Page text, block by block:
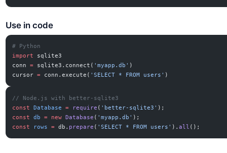
Use in code
# Python
import
sqlite3
conn = sqlite3.connect( 'myapp.db' )
cursor = conn.execute( 'SELECT * FROM users' )
// Node.js with better-sqlite3
const
Database = require ( 'better-sqlite3' );
const
db = new Database ( 'myapp.db' );
const
rows = db. prepare ( 'SELECT * FROM users' ).all ();